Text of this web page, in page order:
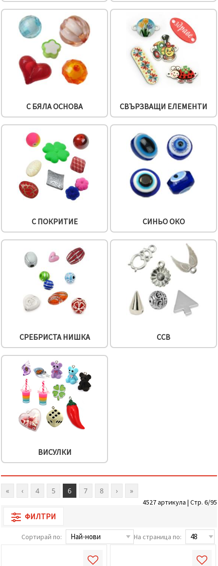
С БЯЛА ОСНОВА СВЪРЗВАЩИ ЕЛЕМЕНТИ
С ПОКРИТИЕ СИНЬО ОКО
СРЕБРИСТА НИШКА CCB
ВИСУЛКИ
« ‹ 4 5 6 7 8 › »
4527 артикула | Стр. 6/95
ФИЛТРИ
Сортирай по: На страница по: